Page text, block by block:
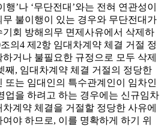
’나 ‘무단전대’와는 전혀 연관성이
불이행이 있는 경우와 무단전대가
회 방해의무 면제사유에서 삭제하
의4 제2항 임대차계약 체결 거절 정
거나 불필요한 규정으로 모두 삭제
째, 임대차계약 체결 거절의 정당한
또는 임대인의 특수관계인이 임차인
업을 하려고 하는 경우에는 신규임차
계약 체결을 거절할 정당한 사유에
야 하므로, 이를 명확하게 하기 위